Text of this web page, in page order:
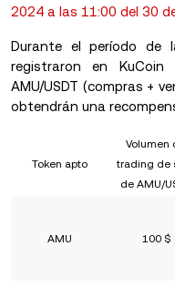
2024 a las 11:00 del 30
Durante el período de
registraron en
AMU/USDT (compras +
obtendrán una
Token apto
Volumen
trading de
de AMU/
AMU 100 $